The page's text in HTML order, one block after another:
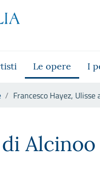
Le opere I
Francesco Hayez,
Alcinoo